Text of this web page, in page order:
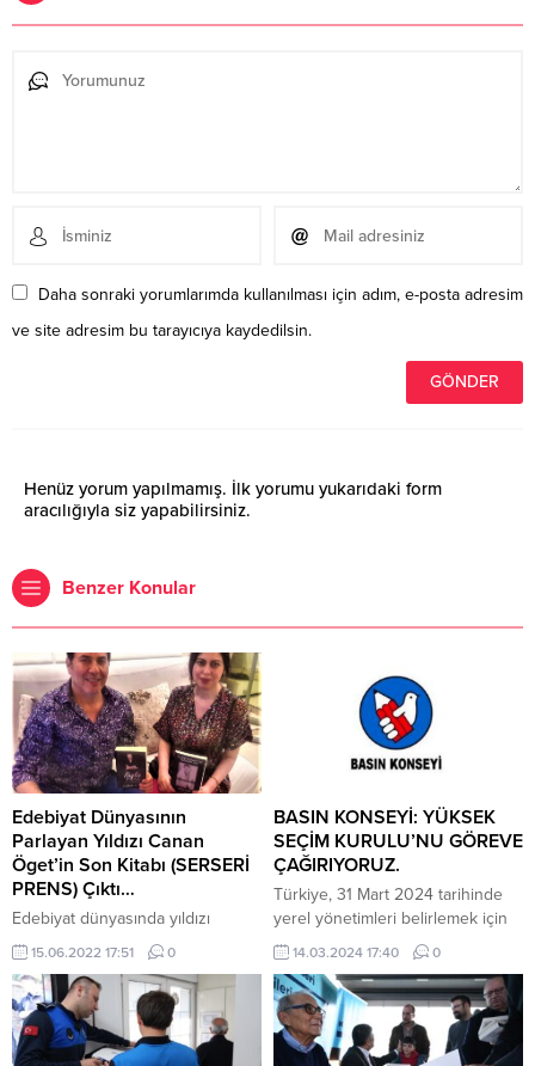
Daha sonraki yorumlarımda kullanılması için adım, e-posta adresim
ve site adresim bu tarayıcıya kaydedilsin.
Henüz yorum yapılmamış. İlk yorumu yukarıdaki form
aracılığıyla siz yapabilirsiniz.
Benzer Konular
Edebiyat Dünyasının
Parlayan Yıldızı Canan
Öget’in Son Kitabı (SERSERİ
PRENS) Çıktı…
Edebiyat dünyasında yıldızı
parlayan, İstanbul Beşiktaş’ta
dünyaya gelen, değerli yazar ve
editör Canan Öget, kitaplarıyla ne
kadar tanınıyor olsa da aynı
zamanda hayvan sevgisiyle de
dikkatleri üzerine topluyor.
15.06.2022 17:51 0
BASIN KONSEYİ: YÜKSEK
SEÇİM KURULU’NU GÖREVE
ÇAĞIRIYORUZ.
Türkiye, 31 Mart 2024 tarihinde
yerel yönetimleri belirlemek için
sandık başına giderek yeni bir
demokrasi sınavı verecek.Bilindiği
üzere seçimlerin demokratik
özelliği, seçme hakkının sağlıklı
şekilde kullanılabilmesi için halkın
doğru şekilde bilgilendirilmesi ve
14.03.2024 17:40 0